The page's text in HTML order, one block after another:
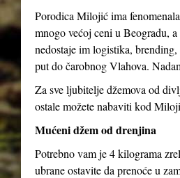
Porodica Milojić ima
mnogo većoj ceni u Beogradu,
nedostaje im logistika,
put do čarobnog Vlahova.
Za sve ljubitelje džemova od
ostale možete nabaviti kod
Mućeni džem od drenjina
Potrebno vam je 4 kilograma
ubrane ostavite da prenoće u